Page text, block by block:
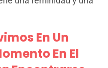
En Un
En El